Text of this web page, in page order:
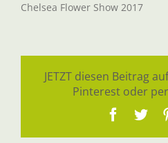
Chelsea Flower Show 2017
JETZT diesen Beitrag
Pinterest oder